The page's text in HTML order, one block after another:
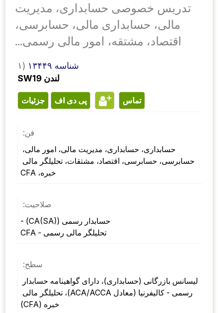
تدریس خصوصی حسابداری، مدیریت
مالی، حسابداری مالی، حسابرسی،
اقتصاد، مشتقه، امور مالی رسمی...
۱)
شناسه ۱۳۴۴۹
SW19 لندن
جزئیات پی دی اف تماس
فن:
خبره، CFA
صلاحیت:
CFA - تحلیلگر مالی رسمی
سطح:
خبره (CFA)